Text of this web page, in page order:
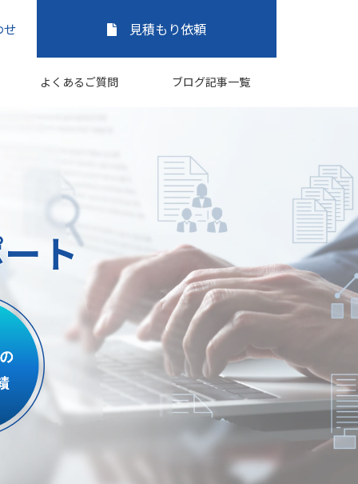
せ 見積もり依頼
よくあるご質問 ブログ記事一覧
ト